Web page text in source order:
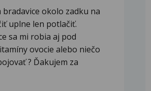
bradavice okolo zadku na
uplne len potlačiť.
sa mi robia aj pod
ovocie alebo niečo
? Ďakujem za